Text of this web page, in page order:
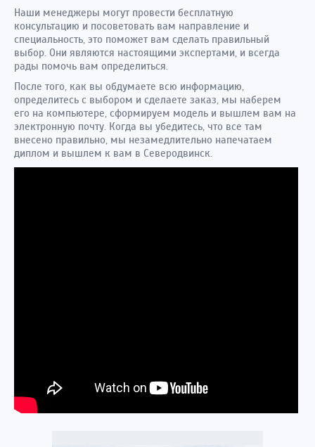
Наши менеджеры могут провести бесплатную
консультацию и посоветовать вам направление и
специальность, это поможет вам сделать правильный
выбор. Они являются настоящими экспертами, и всегда
рады помочь вам определиться.
После того, как вы обдумаете всю информацию,
определитесь с выбором и сделаете заказ, мы наберем
его на компьютере, сформируем модель и вышлем вам на
электронную почту. Когда вы убедитесь, что все там
внесено правильно, мы незамедлительно напечатаем
диплом и вышлем к вам в Северодвинск.